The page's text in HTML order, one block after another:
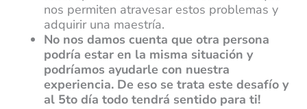
nos permiten atravesar estos problemas y
adquirir una maestría.
No nos damos cuenta que otra persona
podría estar en la misma situación y
podríamos ayudarle con nuestra
experiencia. De eso se trata este desafío y
al 5to día todo tendrá sentido para ti!